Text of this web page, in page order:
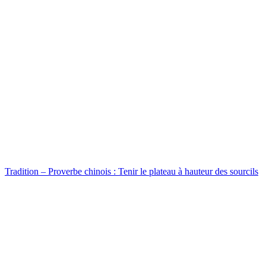
Tradition – Proverbe chinois : Tenir le plateau à hauteur des sourcils